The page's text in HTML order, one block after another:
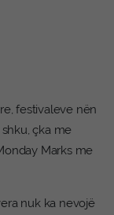
festivaleve nën
çka me
Marks me
nuk ka nevojë